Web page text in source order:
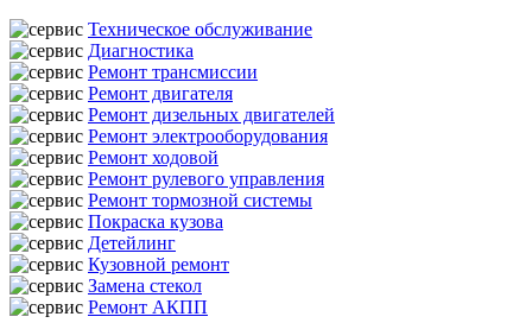
Техническое обслуживание
Диагностика
Ремонт трансмиссии
Ремонт двигателя
Ремонт дизельных двигателей
Ремонт электрооборудования
Ремонт ходовой
Ремонт рулевого управления
Ремонт тормозной системы
Покраска кузова
Детейлинг
Кузовной ремонт
Замена стекол
Ремонт АКПП